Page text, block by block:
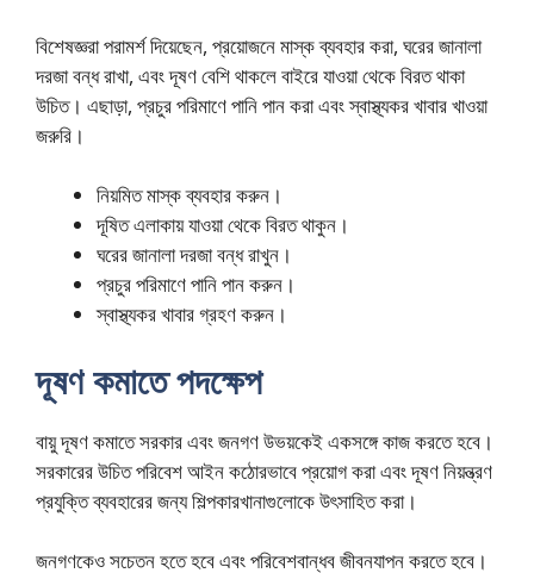
বিশেষজ্ঞরা পরামর্শ দিয়েছেন, প্রয়োজনে মাস্ক ব্যবহার করা, ঘরের জানালা
দরজা বন্ধ রাখা, এবং দূষণ বেশি থাকলে বাইরে যাওয়া থেকে বিরত থাকা
উচিত। এছাড়া, প্রচুর পরিমাণে পানি পান করা এবং স্বাস্থ্যকর খাবার খাওয়া
জরুরি।
নিয়মিত মাস্ক ব্যবহার করুন।
দূষিত এলাকায় যাওয়া থেকে বিরত থাকুন।
ঘরের জানালা দরজা বন্ধ রাখুন।
প্রচুর পরিমাণে পানি পান করুন।
স্বাস্থ্যকর খাবার গ্রহণ করুন।
দূষণ কমাতে পদক্ষেপ
বায়ু দূষণ কমাতে সরকার এবং জনগণ উভয়কেই একসঙ্গে কাজ করতে হবে।
সরকারের উচিত পরিবেশ আইন কঠোরভাবে প্রয়োগ করা এবং দূষণ নিয়ন্ত্রণ
প্রযুক্তি ব্যবহারের জন্য শিল্পকারখানাগুলোকে উৎসাহিত করা।
জনগণকেও সচেতন হতে হবে এবং পরিবেশবান্ধব জীবনযাপন করতে হবে।